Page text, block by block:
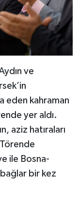
ve
eden kahraman
yer aldı.
aziz hatıraları
ile Bosna-
bir kez